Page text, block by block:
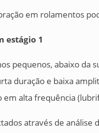
em rolamentos
estágio 1
pequenos, abaixo da
duração e baixa
em alta frequência
através de análise